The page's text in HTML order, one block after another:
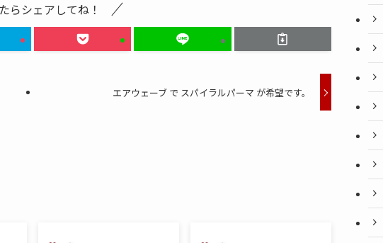
らシェアしてね！
エアウェーブ で スパイラルパーマ が希望です。